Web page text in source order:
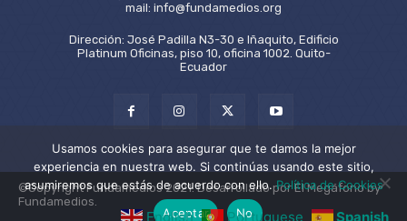
mail: info@fundamedios.org
Dirección: José Padilla N3-30 e Iñaquito, Edificio
Platinum Oficinas, piso 10, oficina 1002. Quito-
Ecuador
©Copyright Fundamedios 2021. Desarrollado por El Megáfono by
Fundamedios.
English Portuguese Spanish
Usamos cookies para asegurar que te damos la mejor
experiencia en nuestra web. Si continúas usando este sitio,
asumiremos que estás de acuerdo con ello.Política de Cookies
Aceptar
No